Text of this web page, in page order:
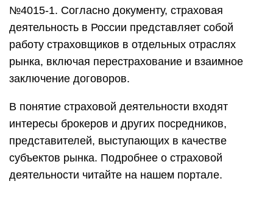
№4015-1. Согласно документу, страховая
деятельность в России представляет собой
работу страховщиков в отдельных отраслях
рынка, включая перестрахование и взаимное
заключение договоров.
В понятие страховой деятельности входят
интересы брокеров и других посредников,
представителей, выступающих в качестве
субъектов рынка. Подробнее о страховой
деятельности читайте на нашем портале.